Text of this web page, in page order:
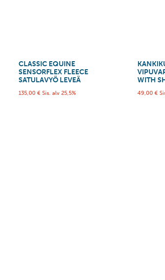
CLASSIC EQUINE
SENSORFLEX FLEECE
SATULAVYÖ LEVEÄ
135,00€ Sis. alv 25,5%
WITH
49,00 €